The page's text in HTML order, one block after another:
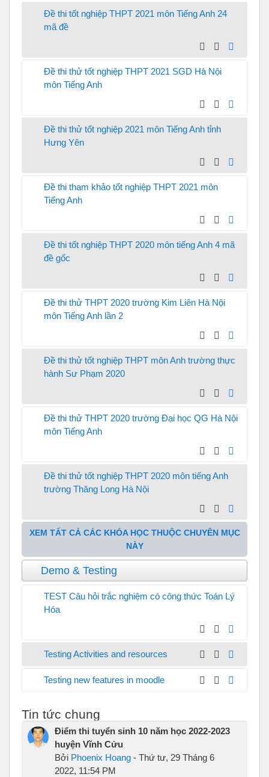
Đề thi tốt nghiệp THPT 2021 môn Tiếng Anh 24
mã đề
Đề thi thử tốt nghiệp THPT 2021 SGD Hà Nội
môn Tiếng Anh
Đề thi thử tốt nghiệp 2021 môn Tiếng Anh tỉnh
Hưng Yên
Đề thi tham khảo tốt nghiệp THPT 2021 môn
Tiếng Anh
Đề thi tốt nghiệp THPT 2020 môn tiếng Anh 4 mã
đề gốc
Đề thi thử THPT 2020 trường Kim Liên Hà Nội
môn Tiếng Anh lần 2
Đề thi thử tốt nghiệp THPT môn Anh trường thực
hành Sư Phạm 2020
Đề thi thử THPT 2020 trường Đại học QG Hà Nội
môn Tiếng Anh
Đề thi thử tốt nghiệp THPT 2020 môn tiếng Anh
trường Thăng Long Hà Nội
XEM TẤT CẢ CÁC KHÓA HỌC THUỘC CHUYÊN MỤC
NÀY
Demo & Testing
TEST Câu hỏi trắc nghiệm có công thức Toán Lý
Hóa
Testing Activities and resources
Testing new features in moodle
Tin tức chung
Điểm thi tuyển sinh 10 năm học 2022-2023
huyện Vĩnh Cửu
Bởi Phoenix Hoang - Thứ tư, 29 Tháng 6
2022, 11:54 PM